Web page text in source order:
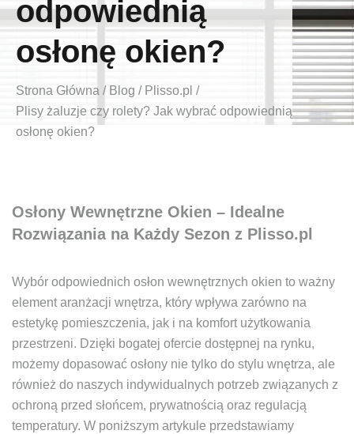
odpowiednią
osłonę okien?
Strona Główna / Blog / Plisso.pl /
Plisy żaluzje czy rolety? Jak wybrać odpowiednią
osłonę okien?
Osłony Wewnętrzne Okien – Idealne
Rozwiązania na Każdy Sezon z Plisso.pl
Wybór odpowiednich osłon wewnętrznych okien to ważny
element aranżacji wnętrza, który wpływa zarówno na
estetykę pomieszczenia, jak i na komfort użytkowania
przestrzeni. Dzięki bogatej ofercie dostępnej na rynku,
możemy dopasować osłony nie tylko do stylu wnętrza, ale
również do naszych indywidualnych potrzeb związanych z
ochroną przed słońcem, prywatnością oraz regulacją
temperatury. W poniższym artykule przedstawiamy